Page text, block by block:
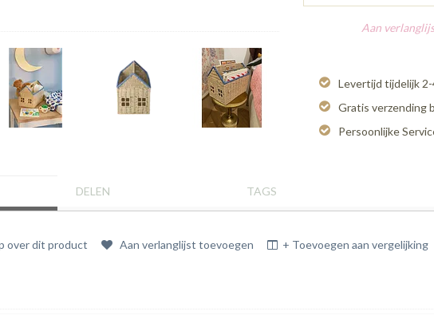
Aan
Levertijd tijdelijk
Gratis verzending
Persoonlijke
DELEN TAGS
over dit product Aan verlanglijst toevoegen + Toevoegen aan vergelijking